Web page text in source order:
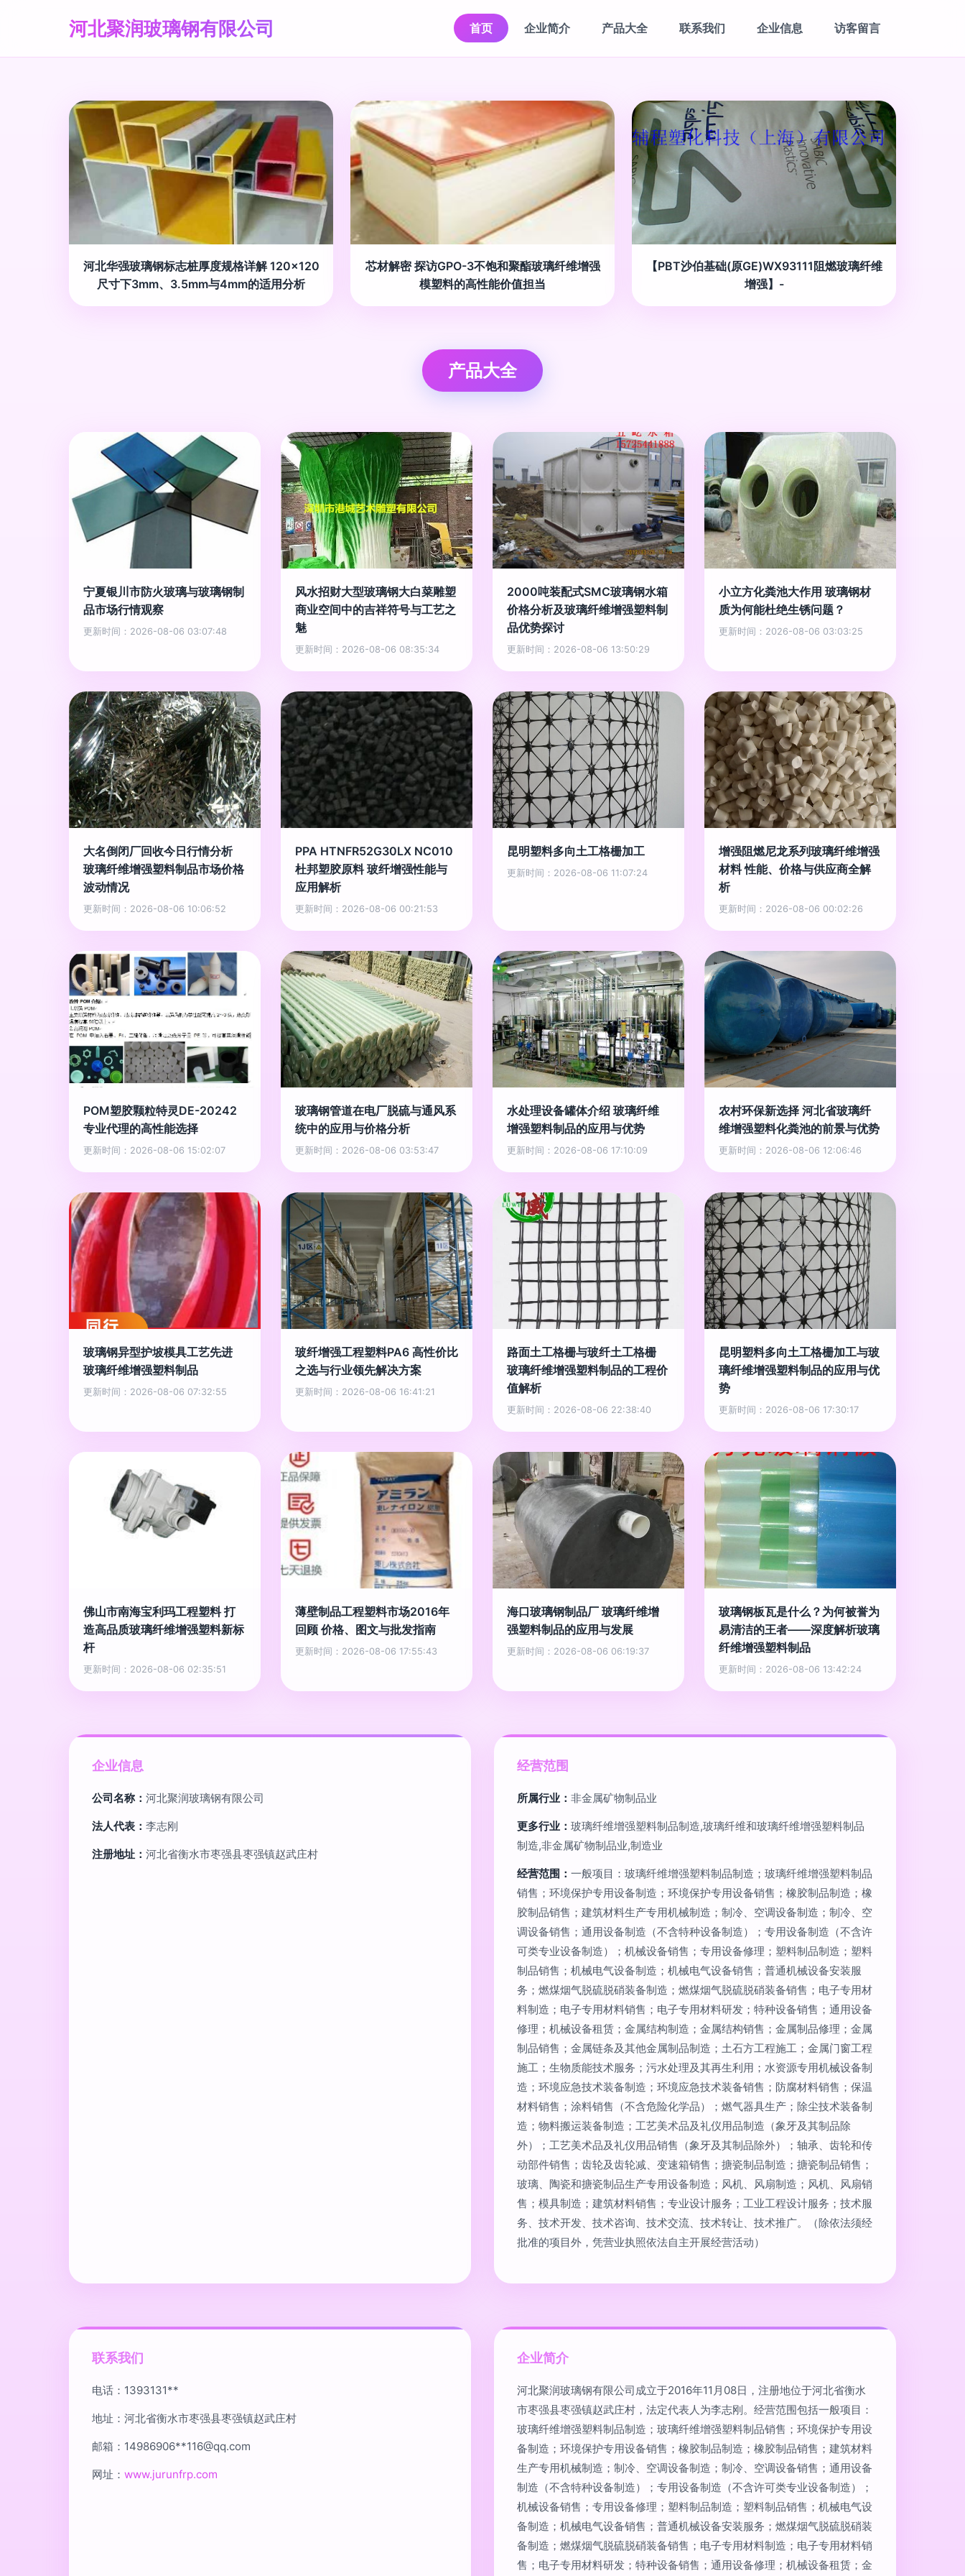
河北聚润玻璃钢有限公司 首页 企业简介 产品大全 联系我们 企业信息 访客留言
河北华强玻璃钢标志桩厚度规格详解 120×120
尺寸下3mm、3.5mm与4mm的适用分析
芯材解密 探访GPO-3不饱和聚酯玻璃纤维增强
模塑料的高性能价值担当
【PBT沙伯基础(原GE)WX93111阻燃玻璃纤维
增强】-
产品大全
宁夏银川市防火玻璃与玻璃钢制
品市场行情观察
更新时间：2026-08-06 03:07:48
风水招财大型玻璃钢大白菜雕塑
商业空间中的吉祥符号与工艺之
魅
更新时间：2026-08-06 08:35:34
2000吨装配式SMC玻璃钢水箱
价格分析及玻璃纤维增强塑料制
品优势探讨
更新时间：2026-08-06 13:50:29
小立方化粪池大作用 玻璃钢材
质为何能杜绝生锈问题？
更新时间：2026-08-06 03:03:25
大名倒闭厂回收今日行情分析
玻璃纤维增强塑料制品市场价格
波动情况
更新时间：2026-08-06 10:06:52
PPA HTNFR52G30LX NC010
杜邦塑胶原料 玻纤增强性能与
应用解析
更新时间：2026-08-06 00:21:53
昆明塑料多向土工格栅加工
更新时间：2026-08-06 11:07:24
增强阻燃尼龙系列玻璃纤维增强
材料 性能、价格与供应商全解
析
更新时间：2026-08-06 00:02:26
POM塑胶颗粒特灵DE-20242
专业代理的高性能选择
更新时间：2026-08-06 15:02:07
玻璃钢管道在电厂脱硫与通风系
统中的应用与价格分析
更新时间：2026-08-06 03:53:47
水处理设备罐体介绍 玻璃纤维
增强塑料制品的应用与优势
更新时间：2026-08-06 17:10:09
农村环保新选择 河北省玻璃纤
维增强塑料化粪池的前景与优势
更新时间：2026-08-06 12:06:46
玻璃钢异型护坡模具工艺先进
玻璃纤维增强塑料制品
更新时间：2026-08-06 07:32:55
玻纤增强工程塑料PA6 高性价比
之选与行业领先解决方案
更新时间：2026-08-06 16:41:21
路面土工格栅与玻纤土工格栅
玻璃纤维增强塑料制品的工程价
值解析
更新时间：2026-08-06 22:38:40
昆明塑料多向土工格栅加工与玻
璃纤维增强塑料制品的应用与优
势
更新时间：2026-08-06 17:30:17
佛山市南海宝利玛工程塑料 打
造高品质玻璃纤维增强塑料新标
杆
更新时间：2026-08-06 02:35:51
薄壁制品工程塑料市场2016年
回顾 价格、图文与批发指南
更新时间：2026-08-06 17:55:43
海口玻璃钢制品厂 玻璃纤维增
强塑料制品的应用与发展
更新时间：2026-08-06 06:19:37
玻璃钢板瓦是什么？为何被誉为
易清洁的王者——深度解析玻璃
纤维增强塑料制品
更新时间：2026-08-06 13:42:24
企业信息
公司名称： 河北聚润玻璃钢有限公司
法人代表： 李志刚
注册地址： 河北省衡水市枣强县枣强镇赵武庄村
经营范围
所属行业： 非金属矿物制品业
更多行业： 玻璃纤维增强塑料制品制造,玻璃纤维和玻璃纤维增强塑料制品
制造,非金属矿物制品业,制造业
经营范围： 一般项目：玻璃纤维增强塑料制品制造；玻璃纤维增强塑料制品
销售；环境保护专用设备制造；环境保护专用设备销售；橡胶制品制造；橡
胶制品销售；建筑材料生产专用机械制造；制冷、空调设备制造；制冷、空
调设备销售；通用设备制造（不含特种设备制造）；专用设备制造（不含许
可类专业设备制造）；机械设备销售；专用设备修理；塑料制品制造；塑料
制品销售；机械电气设备制造；机械电气设备销售；普通机械设备安装服
务；燃煤烟气脱硫脱硝装备制造；燃煤烟气脱硫脱硝装备销售；电子专用材
料制造；电子专用材料销售；电子专用材料研发；特种设备销售；通用设备
修理；机械设备租赁；金属结构制造；金属结构销售；金属制品修理；金属
制品销售；金属链条及其他金属制品制造；土石方工程施工；金属门窗工程
施工；生物质能技术服务；污水处理及其再生利用；水资源专用机械设备制
造；环境应急技术装备制造；环境应急技术装备销售；防腐材料销售；保温
材料销售；涂料销售（不含危险化学品）；燃气器具生产；除尘技术装备制
造；物料搬运装备制造；工艺美术品及礼仪用品制造（象牙及其制品除
外）；工艺美术品及礼仪用品销售（象牙及其制品除外）；轴承、齿轮和传
动部件销售；齿轮及齿轮减、变速箱销售；搪瓷制品制造；搪瓷制品销售；
玻璃、陶瓷和搪瓷制品生产专用设备制造；风机、风扇制造；风机、风扇销
售；模具制造；建筑材料销售；专业设计服务；工业工程设计服务；技术服
务、技术开发、技术咨询、技术交流、技术转让、技术推广。（除依法须经
批准的项目外，凭营业执照依法自主开展经营活动）
联系我们
电话：1393131**
地址：河北省衡水市枣强县枣强镇赵武庄村
邮箱：14986906**116@qq.com
网址： www.jurunfrp.com
企业简介
河北聚润玻璃钢有限公司成立于2016年11月08日，注册地位于河北省衡水
市枣强县枣强镇赵武庄村，法定代表人为李志刚。经营范围包括一般项目：
玻璃纤维增强塑料制品制造；玻璃纤维增强塑料制品销售；环境保护专用设
备制造；环境保护专用设备销售；橡胶制品制造；橡胶制品销售；建筑材料
生产专用机械制造；制冷、空调设备制造；制冷、空调设备销售；通用设备
制造（不含特种设备制造）；专用设备制造（不含许可类专业设备制造）；
机械设备销售；专用设备修理；塑料制品制造；塑料制品销售；机械电气设
备制造；机械电气设备销售；普通机械设备安装服务；燃煤烟气脱硫脱硝装
备制造；燃煤烟气脱硫脱硝装备销售；电子专用材料制造；电子专用材料销
售；电子专用材料研发；特种设备销售；通用设备修理；机械设备租赁；金